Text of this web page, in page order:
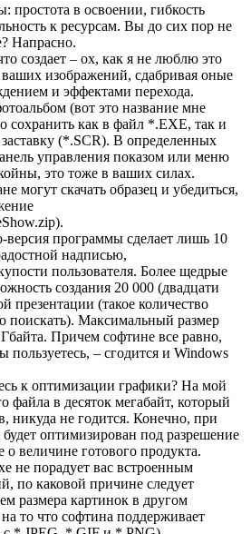
простота в освоении, гибкость
к ресурсам. Вы до сих пор не
Напрасно.
создает – ох, как я не люблю это
изображений, сдабривая оные
и эффектами перехода.
(вот это название мне
сохранить как в файл *.EXE, так и
(*.SCR). В определенных
управления показом или меню
это тоже в ваших силах.
могут скачать образец и убедиться,
программы сделает лишь 10
надписью,
пользователя. Более щедрые
создания 20 000 (двадцати
презентации (такое количество
поискать). Максимальный размер
Причем софтине все равно,
пользуетесь, – сгодится и Windows
к оптимизации графики? На мой
файла в десяток мегабайт, который
никуда не годится. Конечно, при
будет оптимизирован под разрешение
величине готового продукта.
не порадует вас встроенным
по каковой причине следует
размера картинок в другом
то что софтина поддерживает